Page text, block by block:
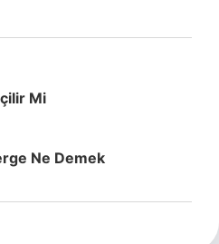
Mi
Ne Demek